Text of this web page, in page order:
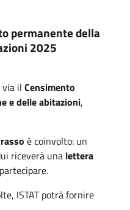
permanente della
2025
via il Censimento
e delle abitazioni,
è coinvolto: un
riceverà una lettera
ISTAT potrà fornire